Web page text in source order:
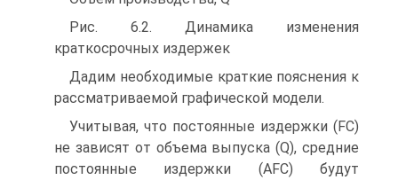
Рис. 6.2. Динамика изменения
краткосрочных издержек
Дадим необходимые краткие пояснения к
рассматриваемой графической модели.
Учитывая, что постоянные издержки (FC)
не зависят от объема выпуска (Q), средние
постоянные издержки (AFC) будут